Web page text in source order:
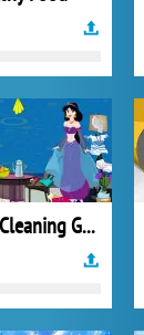
Jasmine Cleaning Guest Room